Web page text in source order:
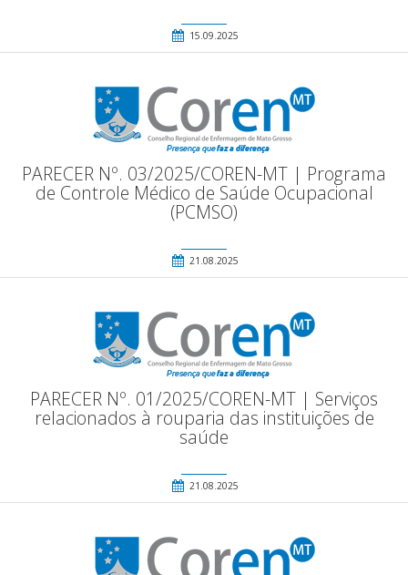
15.09.2025
PARECER Nº. 03/2025/COREN-MT | Programa
de Controle Médico de Saúde Ocupacional
(PCMSO)
21.08.2025
PARECER Nº. 01/2025/COREN-MT | Serviços
relacionados à rouparia das instituições de
saúde
21.08.2025